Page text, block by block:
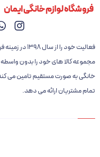
فروشگاه لوازم خانگی ایمان
فعالیت خود
مجموعه کالا های خود را بدون
خانگی به صورت مستقیم تامین می
تمام مشتریان ارائه می دهد.